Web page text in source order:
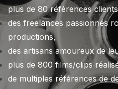
plus de 80 références
des freelances passionnés
productions,
des artisans amoureux de
plus de 800 films/clips
de multiples références de